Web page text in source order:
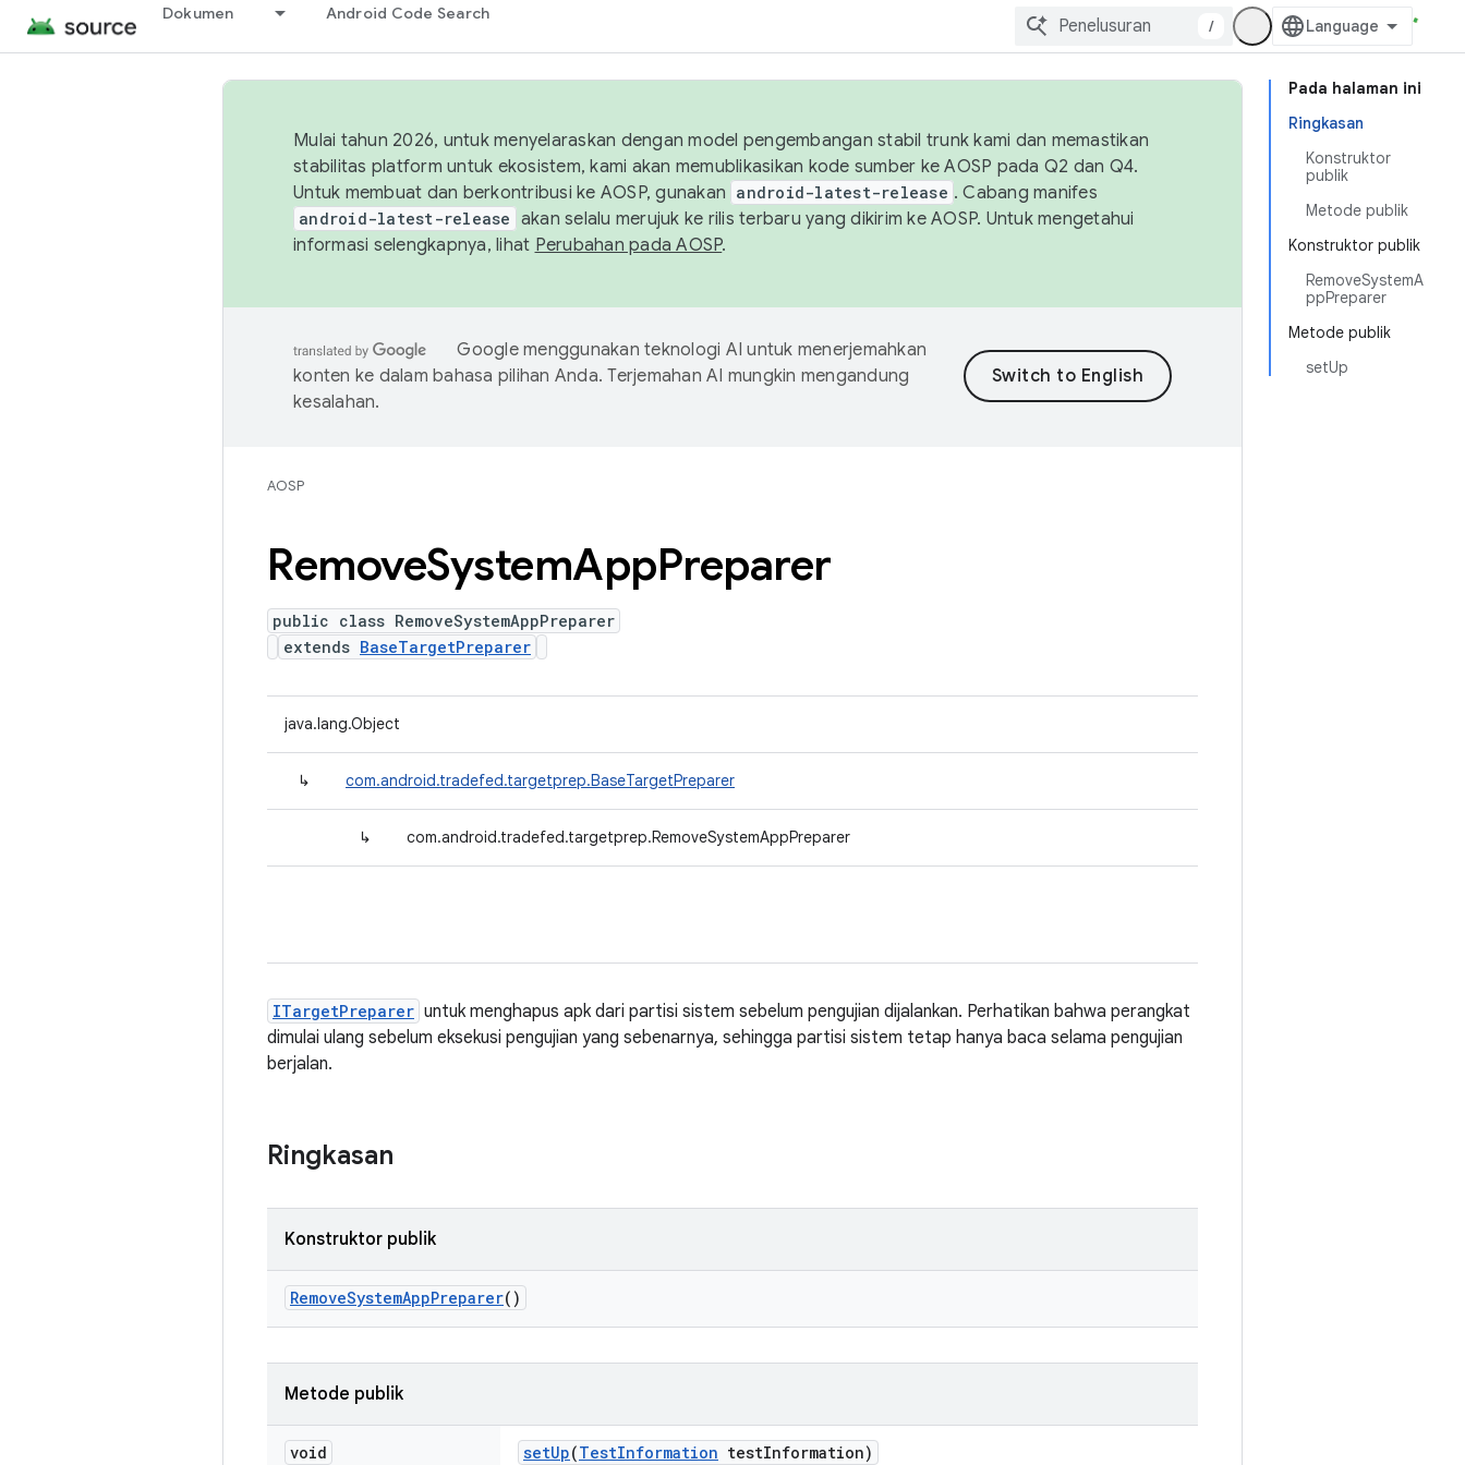
Dokumen Android Code Search
/
Pada halaman ini
Ringkasan
Konstruktor
publik
Metode publik
Konstruktor publik
RemoveSystemA
ppPreparer
Metode publik
setUp
Mulai tahun 2026, untuk menyelaraskan dengan model pengembangan stabil trunk kami dan memastikan
stabilitas platform untuk ekosistem, kami akan memublikasikan kode sumber ke AOSP pada Q2 dan Q4.
Untuk membuat dan berkontribusi ke AOSP, gunakan android-latest-release . Cabang manifes
android-latest-release akan selalu merujuk ke rilis terbaru yang dikirim ke AOSP. Untuk mengetahui
informasi selengkapnya, lihat Perubahan pada AOSP.
Google menggunakan teknologi AI untuk menerjemahkan
konten ke dalam bahasa pilihan Anda. Terjemahan AI mungkin mengandung
kesalahan.
AOSP
RemoveSystemAppPreparer
public class RemoveSystemAppPreparer
extends BaseTargetPreparer
java.lang.Object
↳ com.android.tradefed.targetprep.BaseTargetPreparer
↳ com.android.tradefed.targetprep.RemoveSystemAppPreparer
ITargetPreparer untuk menghapus apk dari partisi sistem sebelum pengujian dijalankan. Perhatikan bahwa perangkat
dimulai ulang sebelum eksekusi pengujian yang sebenarnya, sehingga partisi sistem tetap hanya baca selama pengujian
berjalan.
Ringkasan
Konstruktor publik
RemoveSystemAppPreparer()
Metode publik
void setUp(TestInformation testInformation)